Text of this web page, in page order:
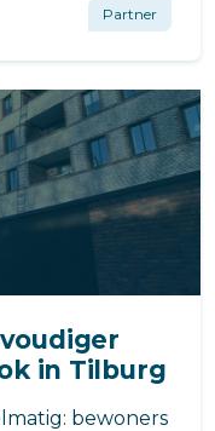
Het bedrag dat
dat
acht
Partner
in Tilburg
bewoners